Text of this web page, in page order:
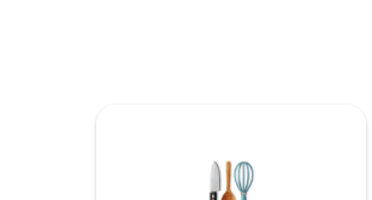
pesca, las escapadas familiares y
visitantes de la Copa Mundial de
grupos más grandes.